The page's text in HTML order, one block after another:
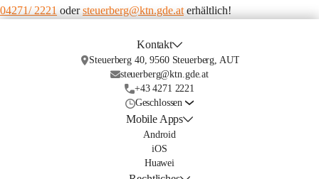
04271/ 2221 oder steuerberg@ktn.gde.at erhältlich!
Kontakt
Steuerberg 40, 9560 Steuerberg, AUT
steuerberg@ktn.gde.at
+43 4271 2221
Geschlossen
Mobile Apps
Android
iOS
Huawei